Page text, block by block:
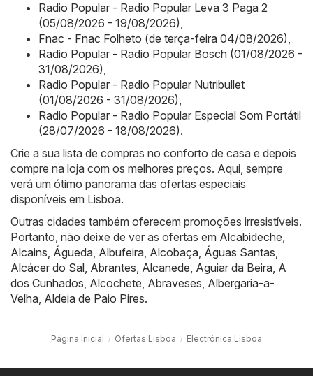
Radio Popular - Radio Popular Leva 3 Paga 2
(05/08/2026 - 19/08/2026),
Fnac - Fnac Folheto (de terça-feira 04/08/2026),
Radio Popular - Radio Popular Bosch (01/08/2026 -
31/08/2026),
Radio Popular - Radio Popular Nutribullet
(01/08/2026 - 31/08/2026),
Radio Popular - Radio Popular Especial Som Portátil
(28/07/2026 - 18/08/2026).
Crie a sua lista de compras no conforto de casa e depois
compre na loja com os melhores preços. Aqui, sempre
verá um ótimo panorama das ofertas especiais
disponíveis em Lisboa.
Outras cidades também oferecem promoções irresistíveis.
Portanto, não deixe de ver as ofertas em Alcabideche,
Alcains, Águeda, Albufeira, Alcobaça, Águas Santas,
Alcácer do Sal, Abrantes, Alcanede, Aguiar da Beira, A
dos Cunhados, Alcochete, Abraveses, Albergaria-a-
Velha, Aldeia de Paio Pires.
Página Inicial Ofertas Lisboa Electrónica Lisboa